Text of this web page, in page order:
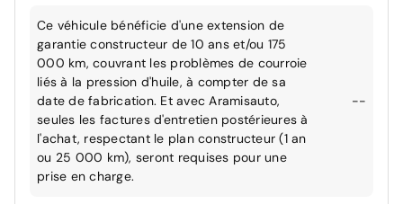
Ce véhicule bénéficie d'une extension de
garantie constructeur de 10 ans et/ou 175
000 km, couvrant les problèmes de courroie
liés à la pression d'huile, à compter de sa
date de fabrication. Et avec Aramisauto,
seules les factures d'entretien postérieures à
l'achat, respectant le plan constructeur (1 an
ou 25 000 km), seront requises pour une
prise en charge.
--